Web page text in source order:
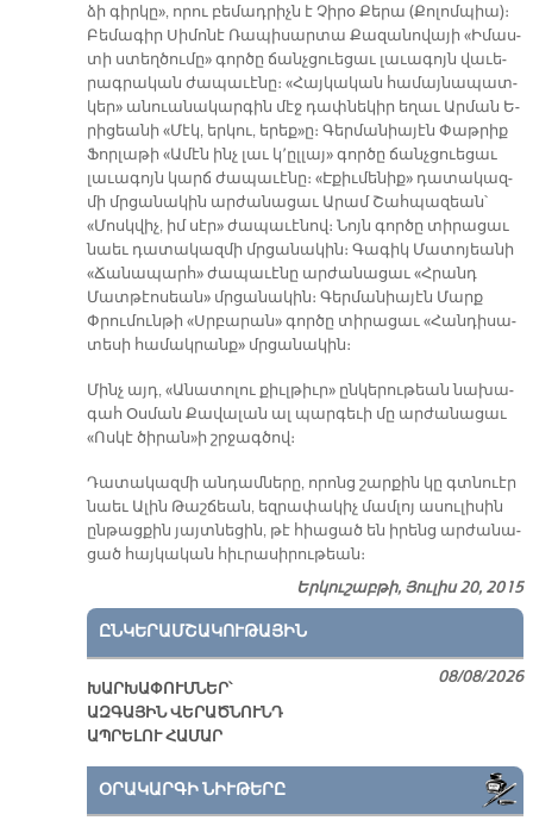
ձի գիր­կը», ո­րու բե­մադ­րիչն է Չի­րօ Քե­րա (Քո­լոմ­պիա)։
Բե­մա­գիր Սի­մո­նէ Ռա­պի­սար­տա Քա­զա­նո­վա­յի «Ի­մաս­
տի ստեղ­ծու­մը» գոր­ծը ճանչ­ցուե­ցաւ լա­ւա­գոյն վա­ւե­
րագ­րա­կան ժա­պա­ւէ­նը։ «Հայ­կա­կան հա­մայ­նա­պատ­
կեր» ա­նուա­նա­կար­գին մէջ դափ­նե­կիր ե­ղաւ Ար­ման Ե­
րի­ցեա­նի «Մէկ, եր­կու, ե­րեք»ը։ Գեր­մա­նիա­յէն Փաթ­րիք
Ֆոր­լա­թի «Ա­մէն ինչ լաւ կ՚ըլ­լայ» գործը ճանչ­ցուե­ցաւ
լա­ւա­գոյն կարճ ժա­պա­ւէ­նը։ «Է­քիւ­մե­նիք» դա­տա­կազ­
մի մրցա­նա­կին ար­ժա­նա­ցաւ Ա­րամ Շահ­պազեան՝
«Մոսկ­վիչ, իմ սէր» ժա­պա­ւէ­նով։ Նոյն գոր­ծը տի­րա­ցաւ
նաեւ դա­տա­կազ­մի մրցա­նա­կին։ Գա­գիկ Մա­տո­յեա­նի
«Ճա­նա­պարհ» ժա­պա­ւէ­նը ար­ժա­նա­ցաւ «Հրանդ
Մատ­թէո­սեան» մրցա­նա­կին։ Գեր­մա­նիա­յէն Մարք
Փրու­մուն­թի «Սրբա­րան» գոր­ծը տի­րա­ցաւ «Հան­դի­սա­
տե­սի հա­մակ­րանք» մրցա­նա­կին։
Մինչ այդ, «Ա­նա­տո­լու քիւլ­թիւր» ըն­կե­րու­թեան նա­խա­
գահ Օս­ման Քա­վա­լան ալ պար­գե­ւի մը ար­ժա­նա­ցաւ
«Ոս­կէ ծի­րան»ի շրջագ­ծով։
Դա­տա­կազ­մի ան­դամ­նե­րը, ո­րոնց շար­քին կը գտնուէր
նաեւ Ա­լին Թաշ­ճեան, եզ­րա­փա­կիչ մամ­լոյ ա­սու­լի­սին
ըն­թաց­քին յայտ­նե­ցին, թէ հիա­ցած են ի­րենց ար­ժա­նա­
ցած հայ­կա­կան հիւ­րա­սի­րու­թեան։
Երկուշաբթի, Յուլիս 20, 2015
ԸՆԿԵՐԱՄՇԱԿՈՒԹԱՅԻՆ
ԽԱՐԽԱՓՈՒՄՆԵՐ՝
ԱԶԳԱՅԻՆ ՎԵՐԱԾՆՈՒՆԴ
ԱՊՐԵԼՈՒ ՀԱՄԱՐ
08/08/2026
ՕՐԱԿԱՐԳԻ ՆԻՒԹԵՐԸ